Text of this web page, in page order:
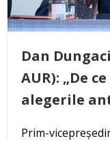
Dan
AUR): „De
alegerile
Prim-